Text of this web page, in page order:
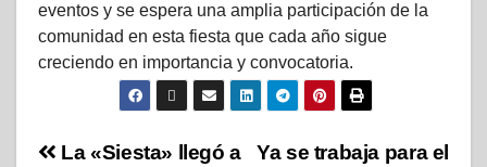
eventos y se espera una amplia participación de la
comunidad en esta fiesta que cada año sigue
creciendo en importancia y convocatoria.
Ya se trabaja para el
La «Siesta» llegó a